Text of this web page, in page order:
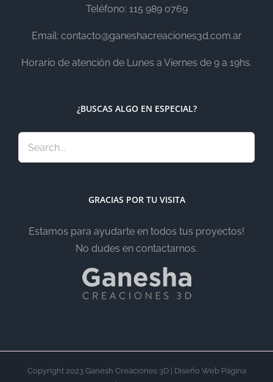
Teléfono: 115 989 0769
Email: contacto@ganeshacreaciones3d.com.ar
Horario de atención de Lunes a Viernes de 9 a 19hs.
¿BUSCAS ALGO EN ESPECIAL?
GRACIAS POR TU VISITA
Estamos para ayudarte en todos tus proyectos!
No dudes en contactarnos.
Copyright 2023 Ganesh Creaciones 3D | Diseño Web Página